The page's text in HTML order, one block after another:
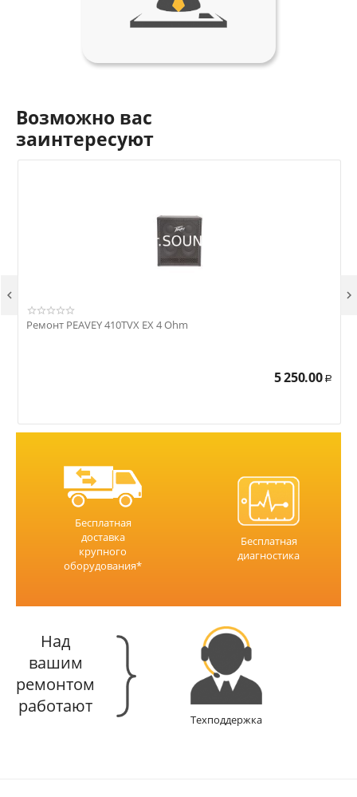
Возможно вас
заинтересуют
Ремонт PEAVEY 410TVX EX 4 Ohm
5 250.00 Р
 
Бесплатная
доставка
крупного
оборудования*
Бесплатная
диагностика
Над
вашим
ремонтом
работают
Техподдержка